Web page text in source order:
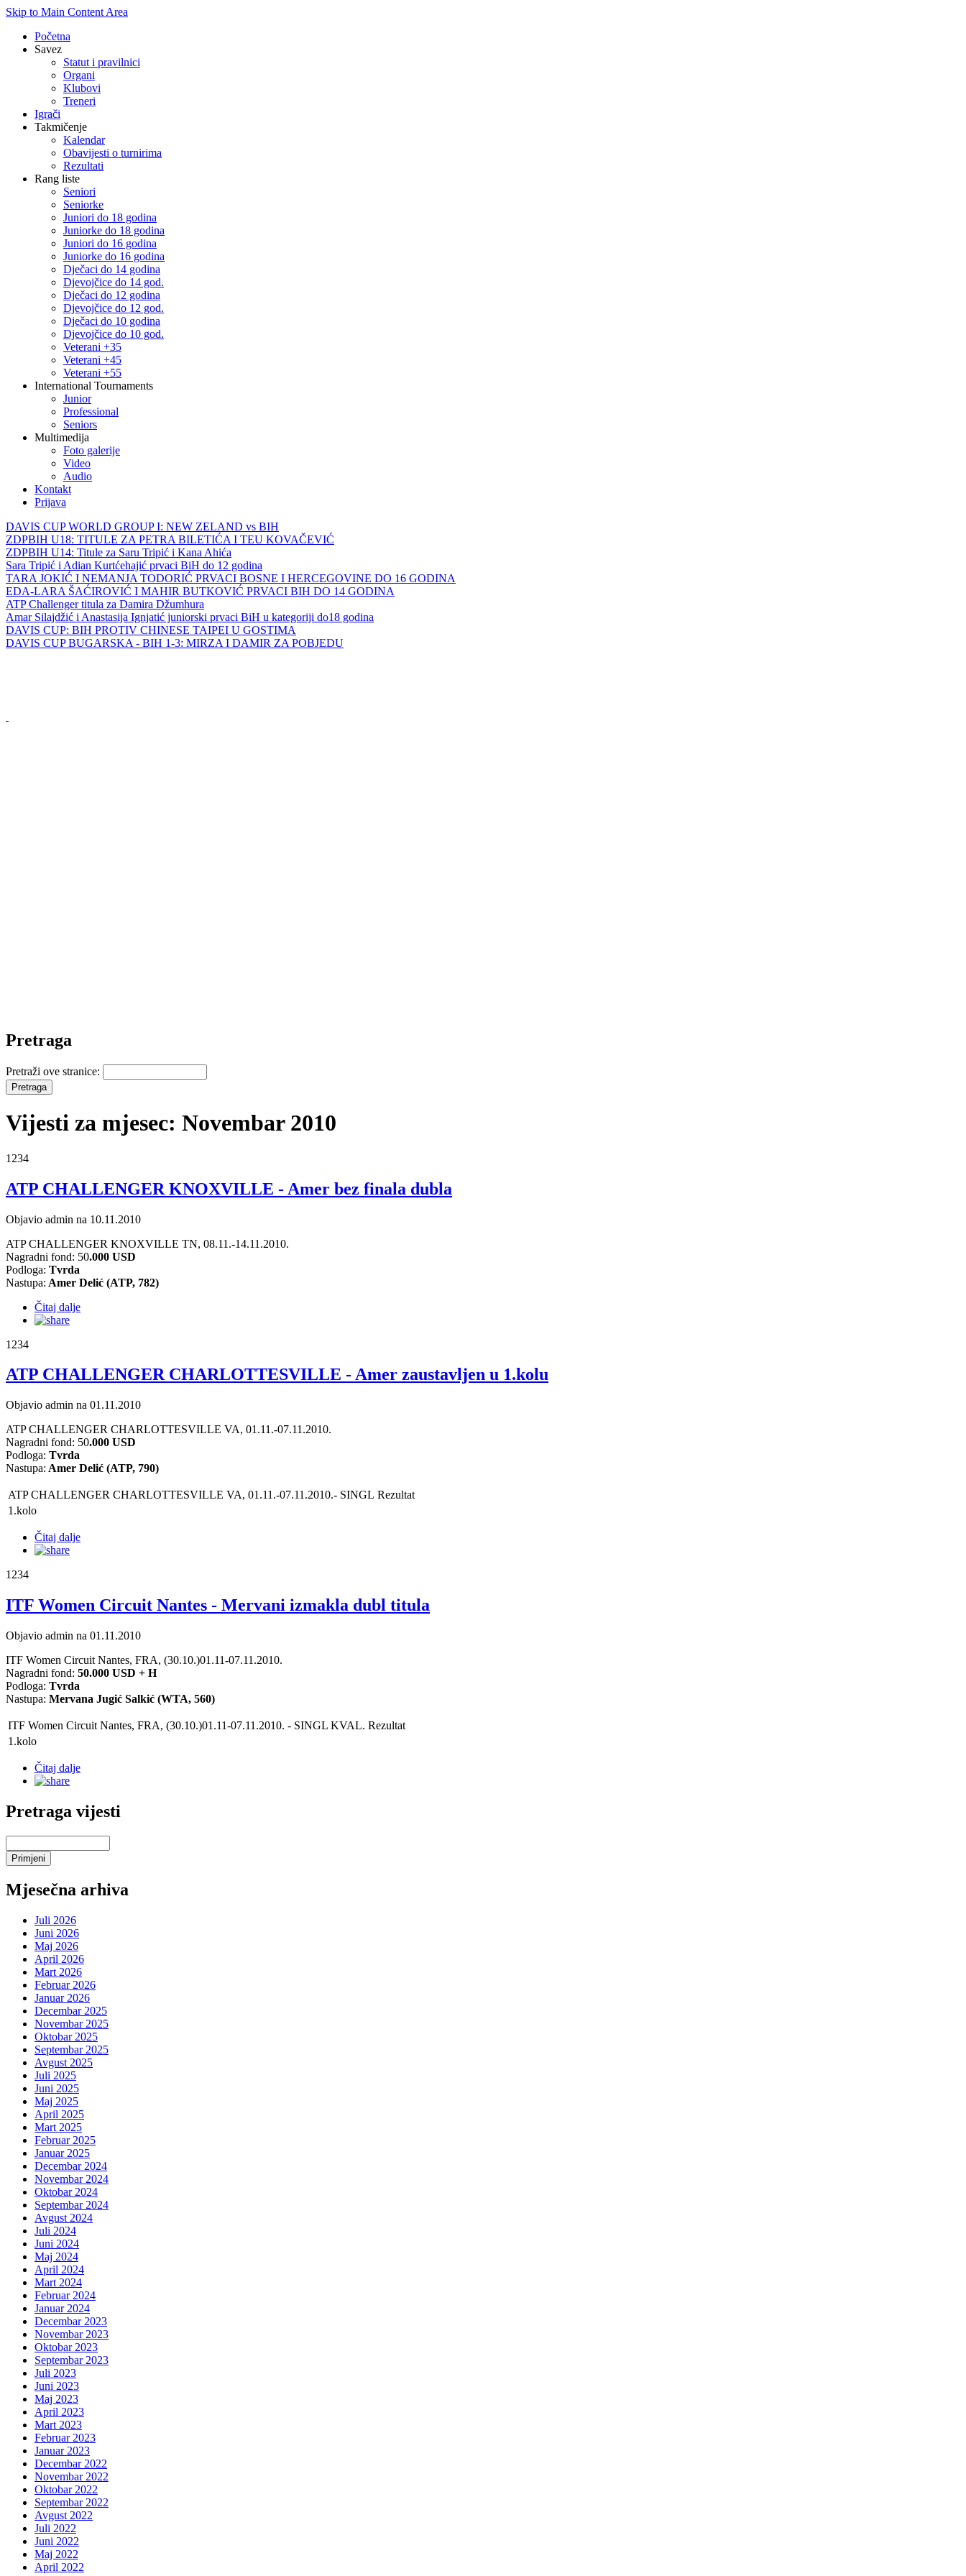
Skip to Main Content Area
Početna
Savez
Statut i pravilnici
Organi
Klubovi
Treneri
Igrači
Takmičenje
Kalendar
Obavijesti o turnirima
Rezultati
Rang liste
Seniori
Seniorke
Juniori do 18 godina
Juniorke do 18 godina
Juniori do 16 godina
Juniorke do 16 godina
Dječaci do 14 godina
Djevojčice do 14 god.
Dječaci do 12 godina
Djevojčice do 12 god.
Dječaci do 10 godina
Djevojčice do 10 god.
Veterani +35
Veterani +45
Veterani +55
International Tournaments
Junior
Professional
Seniors
Multimedija
Foto galerije
Video
Audio
Kontakt
Prijava
DAVIS CUP WORLD GROUP I: NEW ZELAND vs BIH
ZDPBIH U18: TITULE ZA PETRA BILETIĆA I TEU KOVAČEVIĆ
ZDPBIH U14: Titule za Saru Tripić i Kana Ahića
Sara Tripić i Adian Kurtćehajić prvaci BiH do 12 godina
TARA JOKIĆ I NEMANJA TODORIĆ PRVACI BOSNE I HERCEGOVINE DO 16 GODINA
EDA-LARA ŠAĆIROVIĆ I MAHIR BUTKOVIĆ PRVACI BIH DO 14 GODINA
ATP Challenger titula za Damira Džumhura
Amar Silajdžić i Anastasija Ignjatić juniorski prvaci BiH u kategoriji do18 godina
DAVIS CUP: BIH PROTIV CHINESE TAIPEI U GOSTIMA
DAVIS CUP BUGARSKA - BIH 1-3: MIRZA I DAMIR ZA POBJEDU
Pretraga
Pretraži ove stranice:
Vijesti za mjesec: Novembar 2010
1234
ATP CHALLENGER KNOXVILLE - Amer bez finala dubla
Objavio admin na 10.11.2010
ATP CHALLENGER KNOXVILLE TN, 08.11.-14.11.2010.
Nagradni fond: 50.000 USD
Podloga: Tvrda
Nastupa: Amer Delić (ATP, 782)
Čitaj dalje
1234
ATP CHALLENGER CHARLOTTESVILLE - Amer zaustavljen u 1.kolu
Objavio admin na 01.11.2010
ATP CHALLENGER CHARLOTTESVILLE VA, 01 .11.-07.11.2010.
Nagradni fond: 50.000 USD
Podloga: Tvrda
Nastupa: Amer Delić (ATP, 790)
ATP CHALLENGER CHARLOTTESVILLE VA, 01.11.-07.11.2010.- SINGL Rezultat
1.kolo
Čitaj dalje
1234
ITF Women Circuit Nantes - Mervani izmakla dubl titula
Objavio admin na 01.11.2010
ITF Women Circuit Nantes, FRA, (30.10.)01.11-07.11.2010.
Nagradni fond: 50.000 USD + H
Podloga: Tvrda
Nastupa: Mervana Jugić Salkić (WTA, 560)
ITF Women Circuit Nantes, FRA, (30.10.)01.11-07.11.2010. - SINGL KVAL. Rezultat
1.kolo
Čitaj dalje
Pretraga vijesti
Mjesečna arhiva
Juli 2026
Juni 2026
Maj 2026
April 2026
Mart 2026
Februar 2026
Januar 2026
Decembar 2025
Novembar 2025
Oktobar 2025
Septembar 2025
Avgust 2025
Juli 2025
Juni 2025
Maj 2025
April 2025
Mart 2025
Februar 2025
Januar 2025
Decembar 2024
Novembar 2024
Oktobar 2024
Septembar 2024
Avgust 2024
Juli 2024
Juni 2024
Maj 2024
April 2024
Mart 2024
Februar 2024
Januar 2024
Decembar 2023
Novembar 2023
Oktobar 2023
Septembar 2023
Juli 2023
Juni 2023
Maj 2023
April 2023
Mart 2023
Februar 2023
Januar 2023
Decembar 2022
Novembar 2022
Oktobar 2022
Septembar 2022
Avgust 2022
Juli 2022
Juni 2022
Maj 2022
April 2022